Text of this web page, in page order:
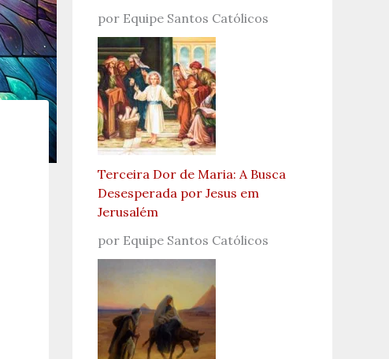
por Equipe Santos Católicos
Terceira Dor de Maria: A Busca
Desesperada por Jesus em
Jerusalém
por Equipe Santos Católicos